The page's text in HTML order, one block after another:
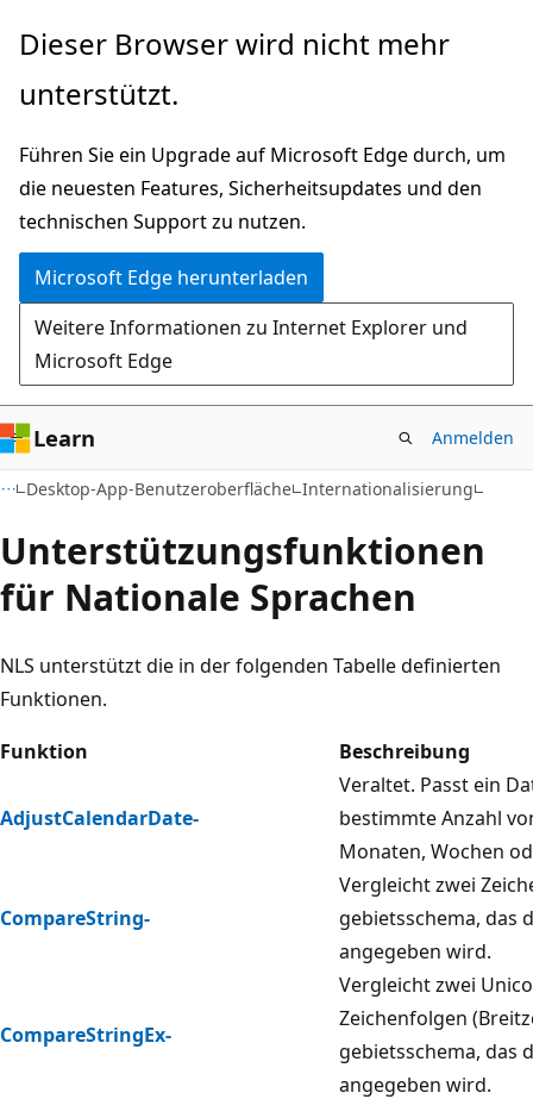
Zu
wechseln
Dieser Browser wird nicht mehr
unterstützt.
Führen Sie ein Upgrade auf Microsoft Edge durch, um
die neuesten Features, Sicherheitsupdates und den
technischen Support zu nutzen.
Microsoft Edge herunterladen
Weitere Informationen zu Internet Explorer und
Microsoft Edge
Learn Anmelden
Desktop-App-Benutzeroberfläche Internationalisierung
Unterstützungsfunktionen
für Nationale Sprachen
NLS unterstützt die in der folgenden Tabelle definierten
Funktionen.
Funktion
Beschreibung
AdjustCalendarDate-
Veraltet. Passt ein
bestimmte Anzahl
Monaten, Wochen
CompareString-
Vergleicht zwei
gebietsschema, das
angegeben wird.
CompareStringEx-
Vergleicht zwei
Zeichenfolgen
gebietsschema, das
angegeben wird.